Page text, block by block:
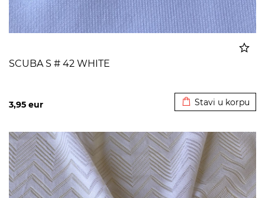
SCUBA S # 42 WHITE
3,95 eur Stavi u korpu